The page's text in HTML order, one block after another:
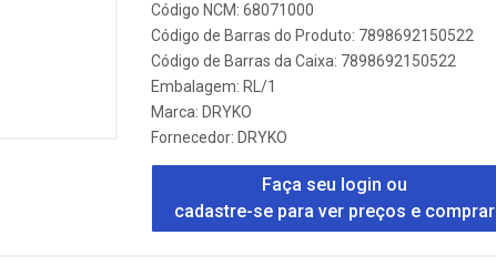
Código NCM: 68071000
Código de Barras do Produto: 7898692150522
Código de Barras da Caixa: 7898692150522
Embalagem: RL/1
Marca: DRYKO
Fornecedor: DRYKO
Faça seu login ou
cadastre-se para ver preços e comprar